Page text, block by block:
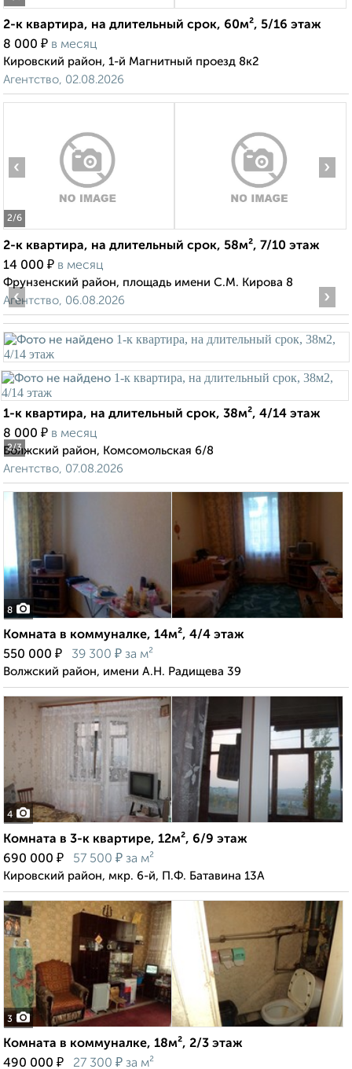
2-к квартира, на длительный срок, 60м², 5/16 этаж
8 000 ₽ в месяц
Кировский район, 1-й Магнитный проезд 8к2
Агентство, 02.08.2026
2/6
‹ ›
2-к квартира, на длительный срок, 58м², 7/10 этаж
14 000 ₽ в месяц
Фрунзенский район, площадь имени С.М. Кирова 8
Агентство, 06.08.2026
2/3
‹ ›
1-к квартира, на длительный срок, 38м², 4/14 этаж
8 000 ₽ в месяц
Волжский район, Комсомольская 6/8
Агентство, 07.08.2026
8
Комната в коммуналке, 14м², 4/4 этаж
550 000 ₽ 39 300 ₽ за м²
Волжский район, имени А.Н. Радищева 39
4
Комната в 3-к квартире, 12м², 6/9 этаж
690 000 ₽ 57 500 ₽ за м²
Кировский район, мкр. 6-й, П.Ф. Батавина 13А
3
Комната в коммуналке, 18м², 2/3 этаж
490 000 ₽ 27 300 ₽ за м²